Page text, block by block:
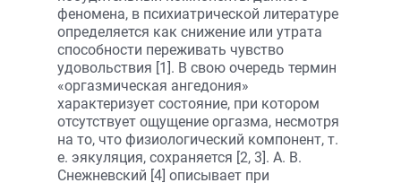
феномена, в психиатрической литературе
определяется как снижение или утрата
способности переживать чувство
удовольствия [1]. В свою очередь термин
«оргазмическая ангедония»
характеризует состояние, при котором
отсутствует ощущение оргазма, несмотря
на то, что физиологический компонент, т.
е. эякуляция, сохраняется [2, 3]. А. В.
Снежневский [4] описывает при